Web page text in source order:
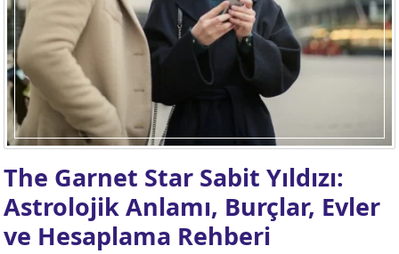
The Garnet Star Sabit Yıldızı:
Astrolojik Anlamı, Burçlar, Evler
ve Hesaplama Rehberi